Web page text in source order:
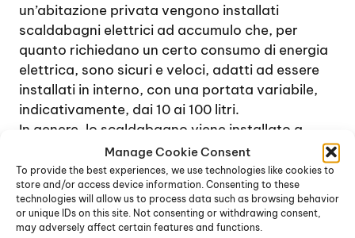
Manage Cookie Consent
To provide the best experiences, we use technologies like cookies to
store and/or access device information. Consenting to these
technologies will allow us to process data such as browsing behavior
or unique IDs on this site. Not consenting or withdrawing consent,
may adversely affect certain features and functions.
un’abitazione privata vengono installati
scaldabagni elettrici ad accumulo che, per
quanto richiedano un certo consumo di energia
elettrica, sono sicuri e veloci, adatti ad essere
installati in interno, con una portata variabile,
indicativamente, dai 10 ai 100 litri.
In genere, lo scaldabagno viene installato a
parete, in bagno o in cucina, raramente a
pavimento, a meno che non si tratti di un
dispositivo di grandi dimensioni. Per ridurre al
minimo le spese di gestione, si consiglia di
installare uno scaldabagno di proporzioni